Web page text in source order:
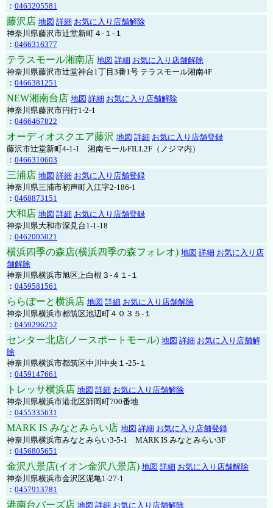
： 0463205581
藤沢店 地図 詳細 お気に入り店舗解除
神奈川県藤沢市辻堂新町４-１-１
： 0466316377
テラスモール湘南店 地図 詳細 お気に入り店舗解除
神奈川県藤沢市辻堂神台1丁目3番1号 テラスモール湘南4F
： 0466381251
NEW湘南台店 地図 詳細 お気に入り店舗解除
神奈川県藤沢市円行1-2-1
： 0466467822
オーディオスクエア藤沢 地図 詳細 お気に入り店舗登録
藤沢市辻堂新町4-1-1 湘南モールFILL2F（ノジマ内）
： 0466310603
三浦店 地図 詳細 お気に入り店舗登録
神奈川県三浦市初声町入江字2-186-1
： 0468873151
大和店 地図 詳細 お気に入り店舗登録
神奈川県大和市深見台1-1-18
： 0462005021
横浜四季の森店(横浜四季の森フォレオ) 地図 詳細 お気に入り店
舗解除
神奈川県横浜市旭区上白根３-４１-１
： 0459581561
ららぽーと横浜店 地図 詳細 お気に入り店舗解除
神奈川県横浜市都筑区池辺町４０３５-１
： 0459296252
センター北店(ノースポートモール) 地図 詳細 お気に入り店舗解
除
神奈川県横浜市都筑区中川中央１-25-１
： 0459147661
トレッサ横浜店 地図 詳細 お気に入り店舗解除
神奈川県横浜市港北区師岡町700番地
： 0455335631
MARK IS みなとみらい店 地図 詳細 お気に入り店舗登録
神奈川県横浜市みなとみらい3-5-1 MARK IS みなとみらい3F
： 0456805651
金沢八景店(イオン金沢八景店) 地図 詳細 お気に入り店舗解除
神奈川県横浜市金沢区泥亀1-27-1
： 0457913781
港南台バーズ店 地図 詳細 お気に入り店舗解除